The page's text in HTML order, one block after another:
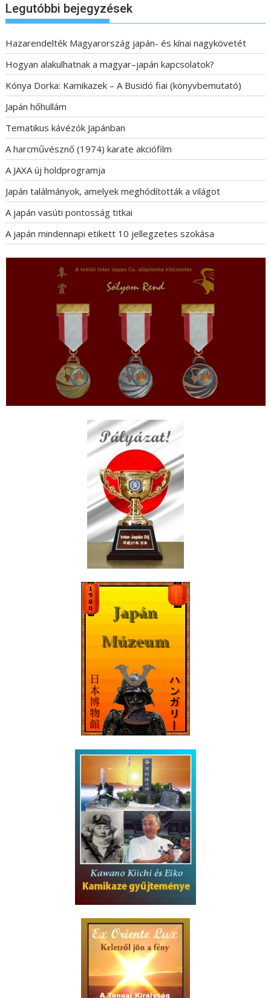
Legutóbbi bejegyzések
Hazarendelték Magyarország japán- és kínai nagykövetét
Hogyan alakulhatnak a magyar–japán kapcsolatok?
Kónya Dorka: Kamikazek – A Busidó fiai (könyvbemutató)
Japán hőhullám
Tematikus kávézók Japánban
A harcművésznő (1974) karate akciófilm
A JAXA új holdprogramja
Japán találmányok, amelyek meghódították a világot
A japán vasúti pontosság titkai
A japán mindennapi etikett 10 jellegzetes szokása